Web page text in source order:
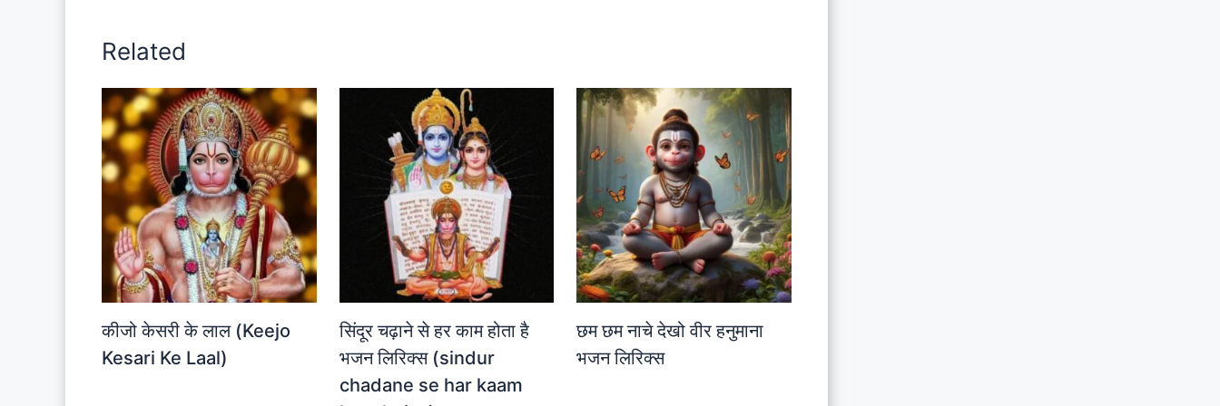
Related
कीजो केसरी के लाल (Keejo
Kesari Ke Laal)
सिंदूर चढ़ाने से हर काम होता है
भजन लिरिक्स (sindur
chadane se har kaam
छम छम नाचे देखो वीर हनुमाना
भजन लिरिक्स